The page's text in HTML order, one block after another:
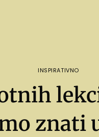
INSPIRATIVNO
znati